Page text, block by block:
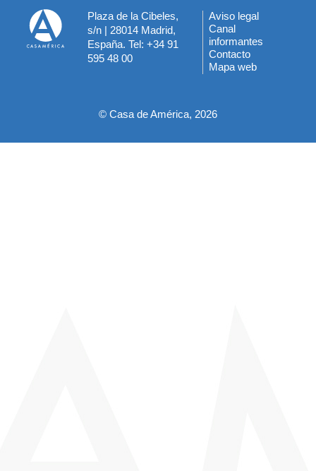
Plaza de la Cibeles,
s/n | 28014 Madrid,
España. Tel: +34 91
595 48 00
Menú
del
pie
Aviso legal
Canal
informantes
Contacto
Mapa web
© Casa de América, 2026